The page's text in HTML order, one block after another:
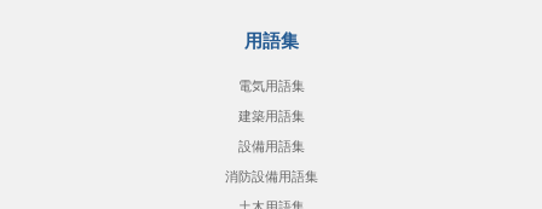
用語集
電気用語集
建築用語集
設備用語集
消防設備用語集